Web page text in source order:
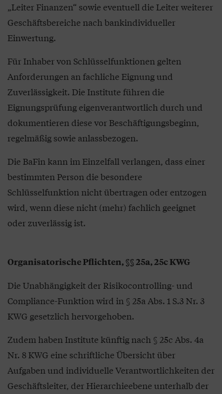
„Leiter Finanzen“ sowie eventuell die Leiter weiterer
Geschäftsbereiche nach bankindividueller
Einwertung.
Für Inhaber von Schlüsselfunktionen gelten
Anforderungen an fachliche Eignung und
Zuverlässigkeit. Die Institute führen die
Eignungsprüfung eigenverantwortlich durch und
dokumentieren diese vor Beschäftigungsbeginn,
regelmäßig sowie anlassbezogen.
Die BaFin kann im Einzelfall verlangen, dass einer
bestimmten Person die besondere
Schlüsselfunktion nicht übertragen oder entzogen
wird, wenn diese nicht (mehr) fachlich geeignet
oder zuverlässig ist.
Organisatorische Pflichten, §§ 25a, 25c KWG
Die Unabhängigkeit der Risikocontrolling- und
Compliance-Funktion wird in § 25a Abs. 1 S.3 Nr. 3
KWG gesetzlich hervorgehoben.
Zudem haben Institute künftig nach § 25c Abs. 4a
Nr. 8 KWG eine schriftliche Übersicht über
Aufgaben und individuelle Verantwortlichkeiten der
Geschäftsleiter, der Hierarchieebene unterhalb der